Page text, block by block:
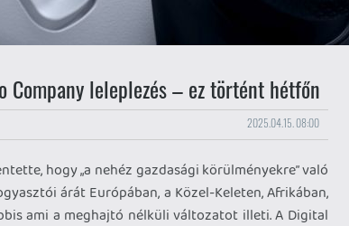
Company leleplezés – ez történt hétfőn
2025.04.15. 08:00
hogy „a nehéz gazdasági körülményekre” való
árát Európában, a Közel-Keleten, Afrikában,
ami a meghajtó nélküli változatot illeti. A Digital